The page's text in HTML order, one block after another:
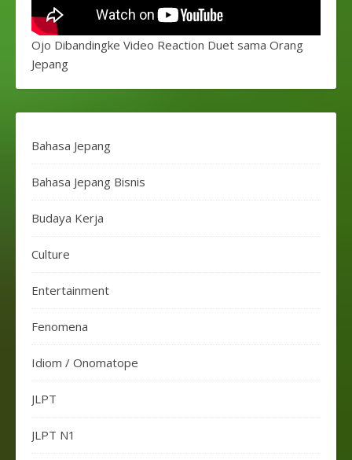
Ojo Dibandingke Video Reaction Duet sama Orang
Jepang
Bahasa Jepang
Bahasa Jepang Bisnis
Budaya Kerja
Culture
Entertainment
Fenomena
Idiom / Onomatope
JLPT
JLPT N1